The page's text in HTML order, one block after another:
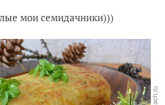
мои семидачники)))